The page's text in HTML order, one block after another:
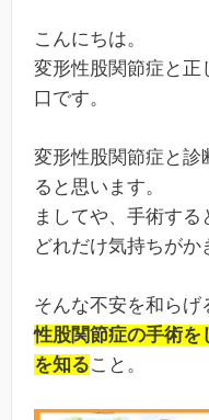
こんにちは。
変形性股関節症と正
口です。
変形性股関節症と診
ると思います。
ましてや、手術する
どれだけ気持ちがか
そんな不安を和らげ
性股関節症の手術を
を知ること。